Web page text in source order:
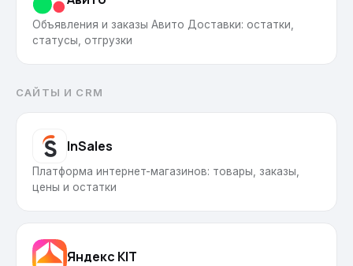
Объявления и заказы Авито Доставки: остатки,
статусы, отгрузки
САЙТЫ И CRM
InSales
Платформа интернет-магазинов: товары, заказы,
цены и остатки
Яндекс KIT